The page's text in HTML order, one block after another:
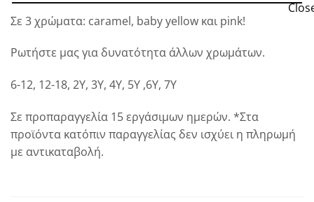
Σε 3 χρώματα: caramel, baby yellow και pink!
Ρωτήστε μας για δυνατότητα άλλων χρωμάτων.
6-12, 12-18, 2Υ, 3Υ, 4Υ, 5Υ ,6Υ, 7Υ
Σε προπαραγγελία 15 εργάσιμων ημερών. *Στα
προϊόντα κατόπιν παραγγελίας δεν ισχύει η πληρωμή
με αντικαταβολή.